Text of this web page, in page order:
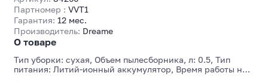
Партномер : VVT1
Гарантия: 12 мес.
Производитель: Dreame
О товаре
Тип уборки: сухая, Объем пылесборника, л: 0.5, Тип
питания: Литий-ионный аккумулятор, Время работы на